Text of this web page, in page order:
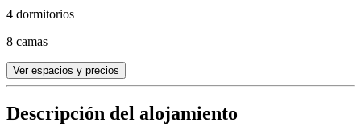
4 dormitorios
8 camas
Ver espacios y precios
Descripción del alojamiento